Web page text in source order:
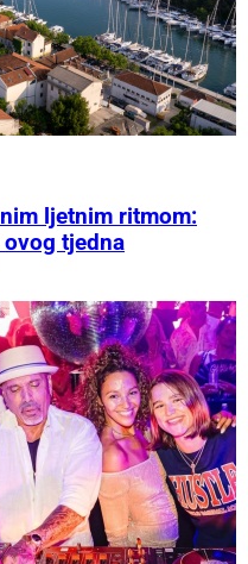
ljetnim ritmom:
ovog tjedna